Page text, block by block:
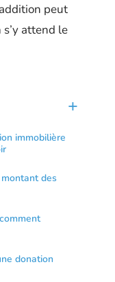
peut
attend le
immobilière
des
donation